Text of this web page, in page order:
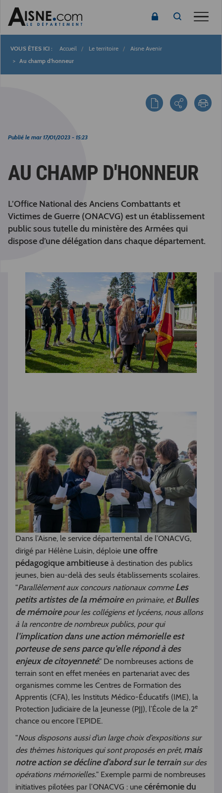
Fil
Accueil Le territoire
Aisne Avenir
Au champ d'honneur
Publié le mar 17/01/2023 - 15:23
AU CHAMP D'HONNEUR
L’Office National des Anciens Combattants et
Victimes de Guerre (ONACVG) est un établissement
public sous tutelle du ministère des Armées qui
dispose d’une délégation dans chaque département.
Dans l’Aisne, le service départemental de l’ONACVG,
dirigé par Hélène Luisin, déploie une offre
pédagogique ambitieuse à destination des publics
jeunes, bien au-delà des seuls établissements scolaires.
"Parallèlement aux concours nationaux comme Les
petits artistes de la mémoireen primaire, etBulles
de mémoirepour les collégiens et lycéens, nous allons
à la rencontre de nombreux publics, pour qui
l’implication dans une action mémorielle est
porteuse de sens parce qu’elle répond à des
enjeux de citoyenneté." De nombreuses actions de
terrain sont en effet menées en partenariat avec des
organismes comme les Centres de Formation des
Apprentis (CFA), les Instituts Médico-Éducatifs (IME), la
Protection Judiciaire de la Jeunesse (PJJ), l’École de la 2e
chance ou encore l’EPIDE.
"Nous disposons aussi d’un large choix d’expositions sur
des thèmes historiques qui sont proposés en prêt, mais
notre action se décline d’abord sur le terrainsur des
opérations mémorielles." Exemple parmi de nombreuses
initiatives pilotées par l’ONACVG : une cérémonie du